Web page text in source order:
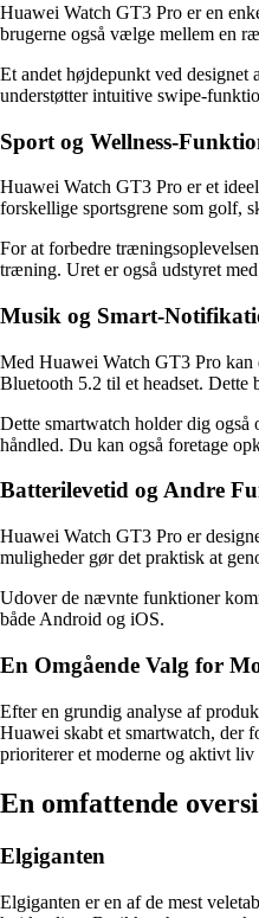
Huawei Watch GT3 Pro er en
brugerne også vælge mellem en
Et andet højdepunkt ved
understøtter intuitive swipe-
Sport og Wellness-
Huawei Watch GT3 Pro er et
forskellige sportsgrene som golf,
For at forbedre
træning. Uret er også udstyret
Musik og Smart-
Med Huawei Watch GT3 Pro kan
Bluetooth 5.2 til et headset. Dette
Dette smartwatch holder dig
håndled. Du kan også foretage
Batterilevetid og Andre
Huawei Watch GT3 Pro er
muligheder gør det praktisk at
Udover de nævnte funktioner
både Android og iOS.
En Omgående Valg for
Efter en grundig analyse af
Huawei skabt et smartwatch, der
prioriterer et moderne og aktivt liv
En omfattende
Elgiganten
Elgiganten er en af de mest